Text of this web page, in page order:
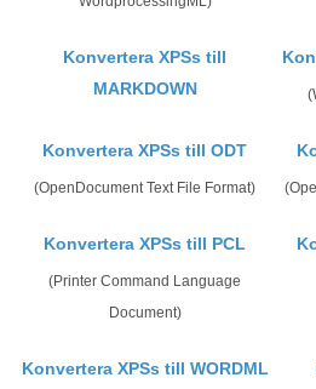
Konvertera XPSs till
MARKDOWN
Konvertera XPSs till ODT
(OpenDocument Text File Format)
Konvertera XPSs till PCL
(Printer Command Language
Document)
Konvertera XPSs till WORDML